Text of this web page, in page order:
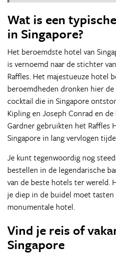
Wat is een
in Singapore?
Het beroemdste hotel van
is vernoemd naar de stichter
Raffles. Het majestueuze hotel
beroemdheden dronken hier
cocktail die in Singapore
Kipling en Joseph Conrad en
Gardner gebruikten het Raffles
Singapore in lang vervlogen
Je kunt tegenwoordig nog
bestellen in de legendarische
van de beste hotels ter wereld.
je diep in de buidel moet
monumentale hotel.
Vind je reis of
Singapore